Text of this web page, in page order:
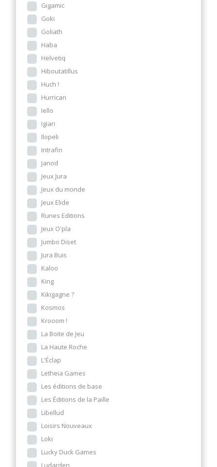
Gigamic
Goki
Goliath
Haba
Helvetiq
Hiboutatillus
Huch !
Hurrican
Iello
Igiari
Ilopeli
Intrafin
Janod
Jeux Jura
Jeux du monde
Jeux Elide
Runes Editions
Jeux O'pla
Jumbo Diset
Jura Buis
Kaloo
King
Kikigagne ?
Kosmos
Krooom !
La Boite de Jeu
La Haute Roche
L'Éclap
Letheia Games
Les éditions de base
Les Éditions de la Paille
Libellud
Loisirs Nouveaux
Loki
Lucky Duck Games
Ludarden